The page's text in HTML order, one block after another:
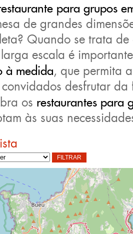
para grupos
de grandes
Quando se trata
escala é
à medida, que permita
desfrutar
os restaurantes para
às suas